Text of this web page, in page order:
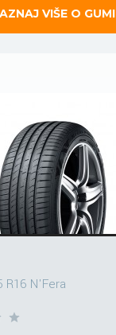
VIŠE O GUMI
R16 N'Fera